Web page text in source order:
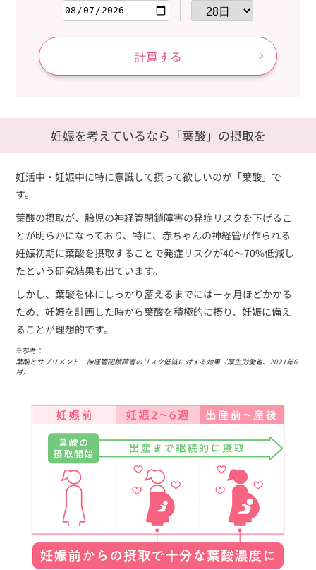
計算する
妊娠を考えているなら「葉酸」の摂取を
妊活中・妊娠中に特に意識して摂って欲しいのが「葉酸」で
す。
葉酸の摂取が、胎児の神経管閉鎖障害の発症リスクを下げるこ
とが明らかになっており、特に、赤ちゃんの神経管が作られる
妊娠初期に葉酸を摂取することで発症リスクが40〜70%低減し
たという研究結果も出ています。
しかし、葉酸を体にしっかり蓄えるまでにはーヶ月ほどかかる
ため、妊娠を計画した時から葉酸を積極的に摂り、妊娠に備え
ることが理想的です。
※参考：
葉酸とサプリメント‐神経管閉鎖障害のリスク低減に対する効果（厚生労働省、2021年6
月）